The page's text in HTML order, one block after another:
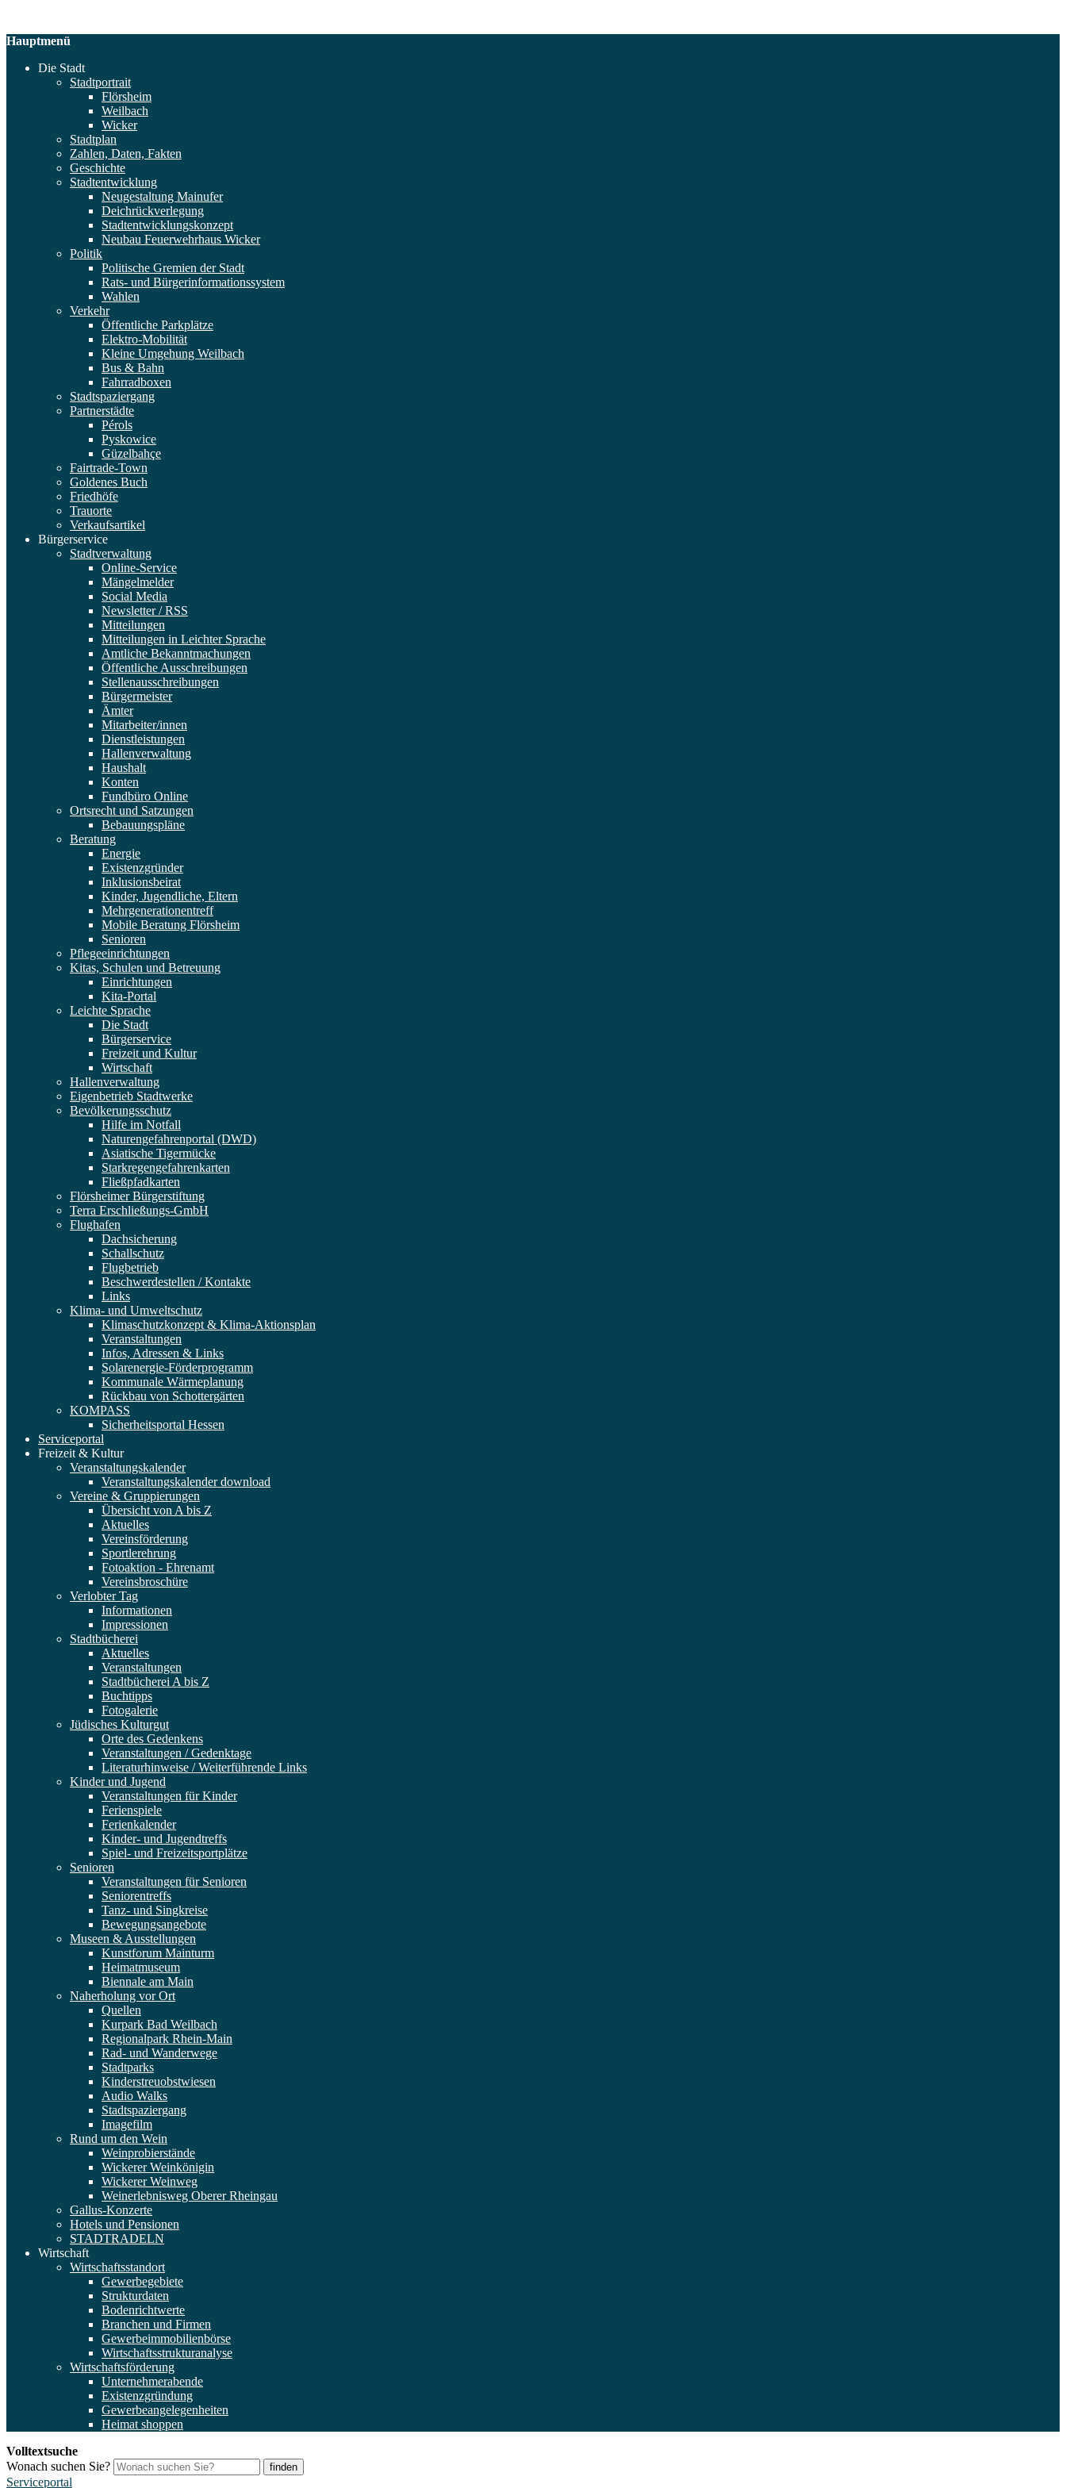
Hauptmenü
Die Stadt
Stadtportrait
Flörsheim
Weilbach
Wicker
Stadtplan
Zahlen, Daten, Fakten
Geschichte
Stadtentwicklung
Neugestaltung Mainufer
Deichrückverlegung
Stadtentwicklungskonzept
Neubau Feuerwehrhaus Wicker
Politik
Politische Gremien der Stadt
Rats- und Bürgerinformationssystem
Wahlen
Verkehr
Öffentliche Parkplätze
Elektro-Mobilität
Kleine Umgehung Weilbach
Bus & Bahn
Fahrradboxen
Stadtspaziergang
Partnerstädte
Pérols
Pyskowice
Güzelbahçe
Fairtrade-Town
Goldenes Buch
Friedhöfe
Trauorte
Verkaufsartikel
Bürgerservice
Stadtverwaltung
Online-Service
Mängelmelder
Social Media
Newsletter / RSS
Mitteilungen
Mitteilungen in Leichter Sprache
Amtliche Bekanntmachungen
Öffentliche Ausschreibungen
Stellenausschreibungen
Bürgermeister
Ämter
Mitarbeiter/innen
Dienstleistungen
Hallenverwaltung
Haushalt
Konten
Fundbüro Online
Ortsrecht und Satzungen
Bebauungspläne
Beratung
Energie
Existenzgründer
Inklusionsbeirat
Kinder, Jugendliche, Eltern
Mehrgenerationentreff
Mobile Beratung Flörsheim
Senioren
Pflegeeinrichtungen
Kitas, Schulen und Betreuung
Einrichtungen
Kita-Portal
Leichte Sprache
Die Stadt
Bürgerservice
Freizeit und Kultur
Wirtschaft
Hallenverwaltung
Eigenbetrieb Stadtwerke
Bevölkerungsschutz
Hilfe im Notfall
Naturengefahrenportal (DWD)
Asiatische Tigermücke
Starkregengefahrenkarten
Fließpfadkarten
Flörsheimer Bürgerstiftung
Terra Erschließungs-GmbH
Flughafen
Dachsicherung
Schallschutz
Flugbetrieb
Beschwerdestellen / Kontakte
Links
Klima- und Umweltschutz
Klimaschutzkonzept & Klima-Aktionsplan
Veranstaltungen
Infos, Adressen & Links
Solarenergie-Förderprogramm
Kommunale Wärmeplanung
Rückbau von Schottergärten
KOMPASS
Sicherheitsportal Hessen
Serviceportal
Freizeit & Kultur
Veranstaltungskalender
Veranstaltungskalender download
Vereine & Gruppierungen
Übersicht von A bis Z
Aktuelles
Vereinsförderung
Sportlerehrung
Fotoaktion - Ehrenamt
Vereinsbroschüre
Verlobter Tag
Informationen
Impressionen
Stadtbücherei
Aktuelles
Veranstaltungen
Stadtbücherei A bis Z
Buchtipps
Fotogalerie
Jüdisches Kulturgut
Orte des Gedenkens
Veranstaltungen / Gedenktage
Literaturhinweise / Weiterführende Links
Kinder und Jugend
Veranstaltungen für Kinder
Ferienspiele
Ferienkalender
Kinder- und Jugendtreffs
Spiel- und Freizeitsportplätze
Senioren
Veranstaltungen für Senioren
Seniorentreffs
Tanz- und Singkreise
Bewegungsangebote
Museen & Ausstellungen
Kunstforum Mainturm
Heimatmuseum
Biennale am Main
Naherholung vor Ort
Quellen
Kurpark Bad Weilbach
Regionalpark Rhein-Main
Rad- und Wanderwege
Stadtparks
Kinderstreuobstwiesen
Audio Walks
Stadtspaziergang
Imagefilm
Rund um den Wein
Weinprobierstände
Wickerer Weinkönigin
Wickerer Weinweg
Weinerlebnisweg Oberer Rheingau
Gallus-Konzerte
Hotels und Pensionen
STADTRADELN
Wirtschaft
Wirtschaftsstandort
Gewerbegebiete
Strukturdaten
Bodenrichtwerte
Branchen und Firmen
Gewerbeimmobilienbörse
Wirtschaftsstrukturanalyse
Wirtschaftsförderung
Unternehmerabende
Existenzgründung
Gewerbeangelegenheiten
Heimat shoppen
Volltextsuche
Wonach suchen Sie?
finden
Serviceportal